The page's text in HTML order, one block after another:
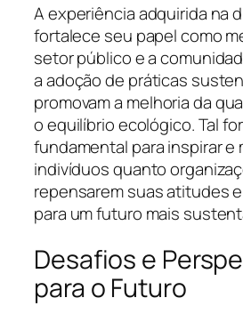
A experiência adquirida na
fortalece seu papel como
setor público e a
a adoção de práticas
promovam a melhoria da
o equilíbrio ecológico. Tal
fundamental para inspirar e
indivíduos quanto
repensarem suas atitudes
para um futuro mais
Desafios e
para o Futuro